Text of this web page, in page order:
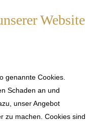
Website
genannte Cookies.
Schaden an und
unser Angebot
zu machen. Cookies sind